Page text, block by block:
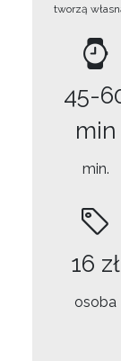
tworzą
45-
min
min.
16 zł
osoba